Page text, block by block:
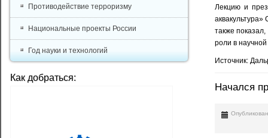
Лекцию и
также
роли в
Источник:
Начался
Противодействие терроризму
Национальные проекты России
Год науки и технологий
Как добраться: